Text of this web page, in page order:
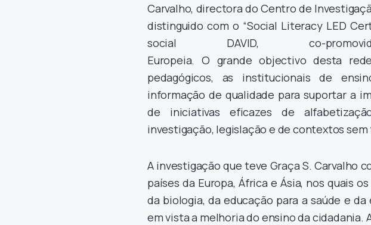
Carvalho, directora do Centro de
distinguido com o “Social Literacy LED
social DAVID, co-
Europeia. O grande objectivo desta
pedagógicos, as institucionais de
informação de qualidade para suportar a
de iniciativas eficazes de
investigação, legislação e de contextos
A investigação que teve Graça S. Carvalho
países da Europa, África e Ásia, nos quais
da biologia, da educação para a saúde e
em vista a melhoria do ensino da cidadania.